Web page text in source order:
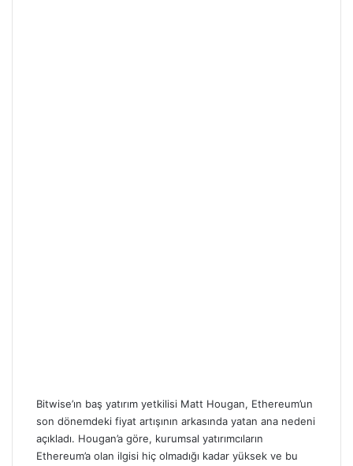
Bitwise’ın baş yatırım yetkilisi Matt Hougan, Ethereum’un
son dönemdeki fiyat artışının arkasında yatan ana nedeni
açıkladı. Hougan’a göre, kurumsal yatırımcıların
Ethereum’a olan ilgisi hiç olmadığı kadar yüksek ve bu